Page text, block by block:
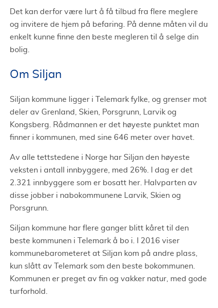
Det kan derfor være lurt å få tilbud fra flere meglere
og invitere de hjem på befaring. På denne måten vil du
enkelt kunne finne den beste megleren til å selge din
bolig.
Om Siljan
Siljan kommune ligger i Telemark fylke, og grenser mot
deler av Grenland, Skien, Porsgrunn, Larvik og
Kongsberg. Rådmannen er det høyeste punktet man
finner i kommunen, med sine 646 meter over havet.
Av alle tettstedene i Norge har Siljan den høyeste
veksten i antall innbyggere, med 26%. I dag er det
2.321 innbyggere som er bosatt her. Halvparten av
disse jobber i nabokommunene Larvik, Skien og
Porsgrunn.
Siljan kommune har flere ganger blitt kåret til den
beste kommunen i Telemark å bo i. I 2016 viser
kommunebarometeret at Siljan kom på andre plass,
kun slått av Telemark som den beste bokommunen.
Kommunen er preget av fin og vakker natur, med gode
turforhold.